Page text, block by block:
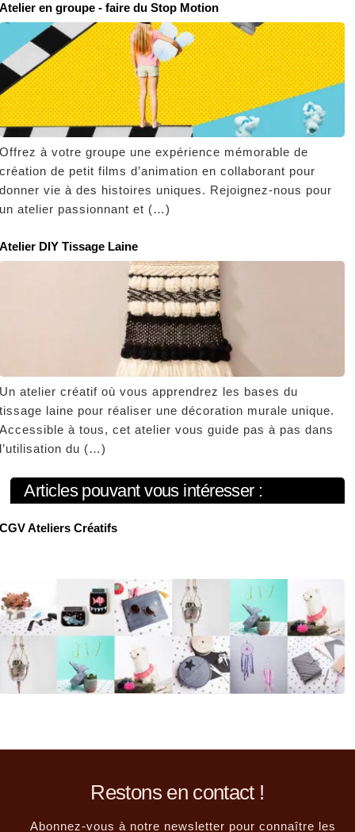
en groupe - faire du Stop Motion
à votre groupe une expérience mémorable de
de petit films d’animation en collaborant pour
vie à des histoires uniques. Rejoignez-nous pour
atelier passionnant et (…)
DIY Tissage Laine
atelier créatif où vous apprendrez les bases du
laine pour réaliser une décoration murale unique.
à tous, cet atelier vous guide pas à pas dans
du (…)
Articles pouvant vous intéresser :
Ateliers Créatifs
Restons en contact !
Abonnez-vous à notre newsletter pour connaître les